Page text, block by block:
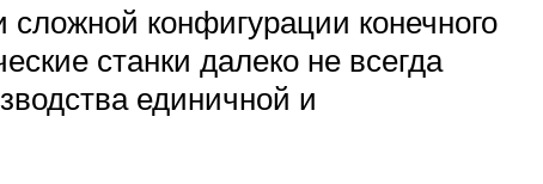
сложной конфигурации конечного
станки далеко не всегда
единичной и